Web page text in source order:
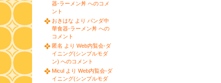
器-ラーメン丼 へのコメ
ント
おきはな より パンダ中
華食器-ラーメン丼 への
コメント
匿名 より Web内覧会-ダ
イニング(シンプルモダ
ン) へのコメント
Micul より Web内覧会-ダ
イニング(シンプルモダ